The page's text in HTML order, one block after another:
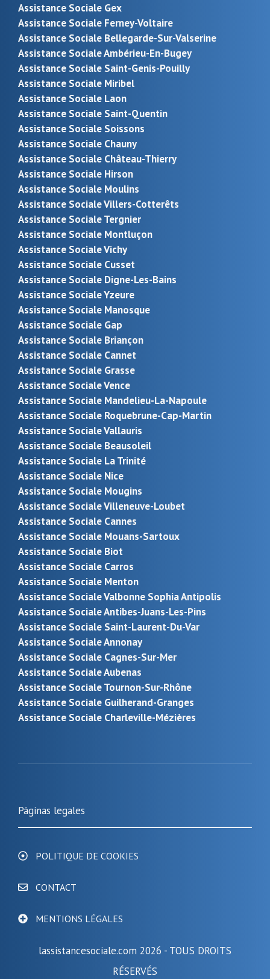
Assistance Sociale Gex
Assistance Sociale Ferney-Voltaire
Assistance Sociale Bellegarde-Sur-Valserine
Assistance Sociale Ambérieu-En-Bugey
Assistance Sociale Saint-Genis-Pouilly
Assistance Sociale Miribel
Assistance Sociale Laon
Assistance Sociale Saint-Quentin
Assistance Sociale Soissons
Assistance Sociale Chauny
Assistance Sociale Château-Thierry
Assistance Sociale Hirson
Assistance Sociale Moulins
Assistance Sociale Villers-Cotterêts
Assistance Sociale Tergnier
Assistance Sociale Montluçon
Assistance Sociale Vichy
Assistance Sociale Cusset
Assistance Sociale Digne-Les-Bains
Assistance Sociale Yzeure
Assistance Sociale Manosque
Assistance Sociale Gap
Assistance Sociale Briançon
Assistance Sociale Cannet
Assistance Sociale Grasse
Assistance Sociale Vence
Assistance Sociale Mandelieu-La-Napoule
Assistance Sociale Roquebrune-Cap-Martin
Assistance Sociale Vallauris
Assistance Sociale Beausoleil
Assistance Sociale La Trinité
Assistance Sociale Nice
Assistance Sociale Mougins
Assistance Sociale Villeneuve-Loubet
Assistance Sociale Cannes
Assistance Sociale Mouans-Sartoux
Assistance Sociale Biot
Assistance Sociale Carros
Assistance Sociale Menton
Assistance Sociale Valbonne Sophia Antipolis
Assistance Sociale Antibes-Juans-Les-Pins
Assistance Sociale Saint-Laurent-Du-Var
Assistance Sociale Annonay
Assistance Sociale Cagnes-Sur-Mer
Assistance Sociale Aubenas
Assistance Sociale Tournon-Sur-Rhône
Assistance Sociale Guilherand-Granges
Assistance Sociale Charleville-Mézières
Páginas legales
POLITIQUE DE COOKIES
CONTACT
MENTIONS LÉGALES
lassistancesociale.com 2026 - TOUS DROITS
RÉSERVÉS